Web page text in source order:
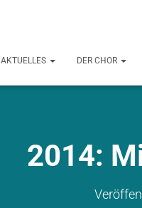
AKTUELLES DER CHOR
2014: